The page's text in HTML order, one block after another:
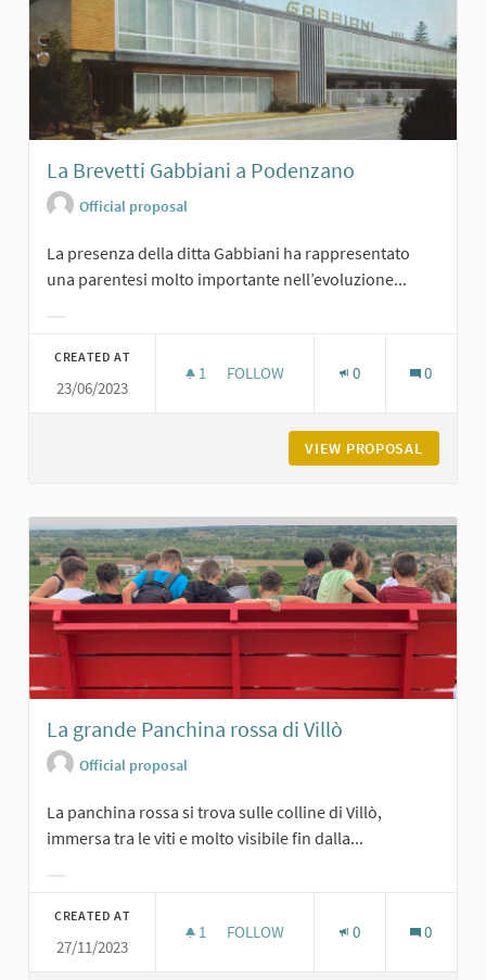
La Brevetti Gabbiani a Podenzano
Official proposal
La presenza della ditta Gabbiani ha rappresentato
una parentesi molto importante nell’evoluzione...
CREATED AT
23/06/2023
1 1 FOLLOWER
FOLLOW 0 0
VIEW PROPOSAL
La grande Panchina rossa di Villò
Official proposal
La panchina rossa si trova sulle colline di Villò,
immersa tra le viti e molto visibile fin dalla...
CREATED AT
27/11/2023
1 1 FOLLOWER
FOLLOW 0 0